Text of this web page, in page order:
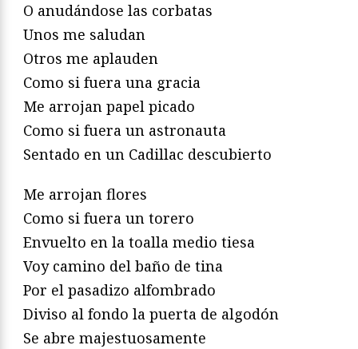
O anudándose las corbatas
Unos me saludan
Otros me aplauden
Como si fuera una gracia
Me arrojan papel picado
Como si fuera un astronauta
Sentado en un Cadillac descubierto
Me arrojan flores
Como si fuera un torero
Envuelto en la toalla medio tiesa
Voy camino del baño de tina
Por el pasadizo alfombrado
Diviso al fondo la puerta de algodón
Se abre majestuosamente